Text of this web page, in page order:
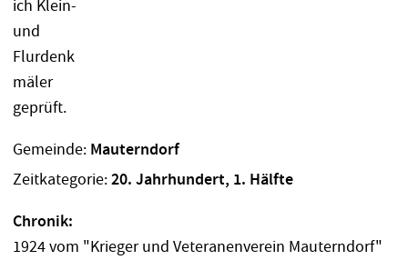
Gemeinde: Mauterndorf
Zeitkategorie:20. Jahrhundert, 1. Hälfte
Chronik:
1924 vom "Krieger und Veteranenverein Mauterndorf"